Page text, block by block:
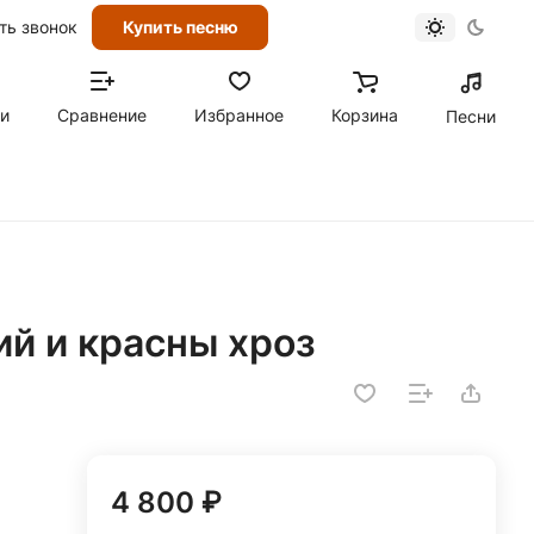
звонок Купить песню
Сравнение Избранное Корзина Песни
и красны хроз
4 800 ₽